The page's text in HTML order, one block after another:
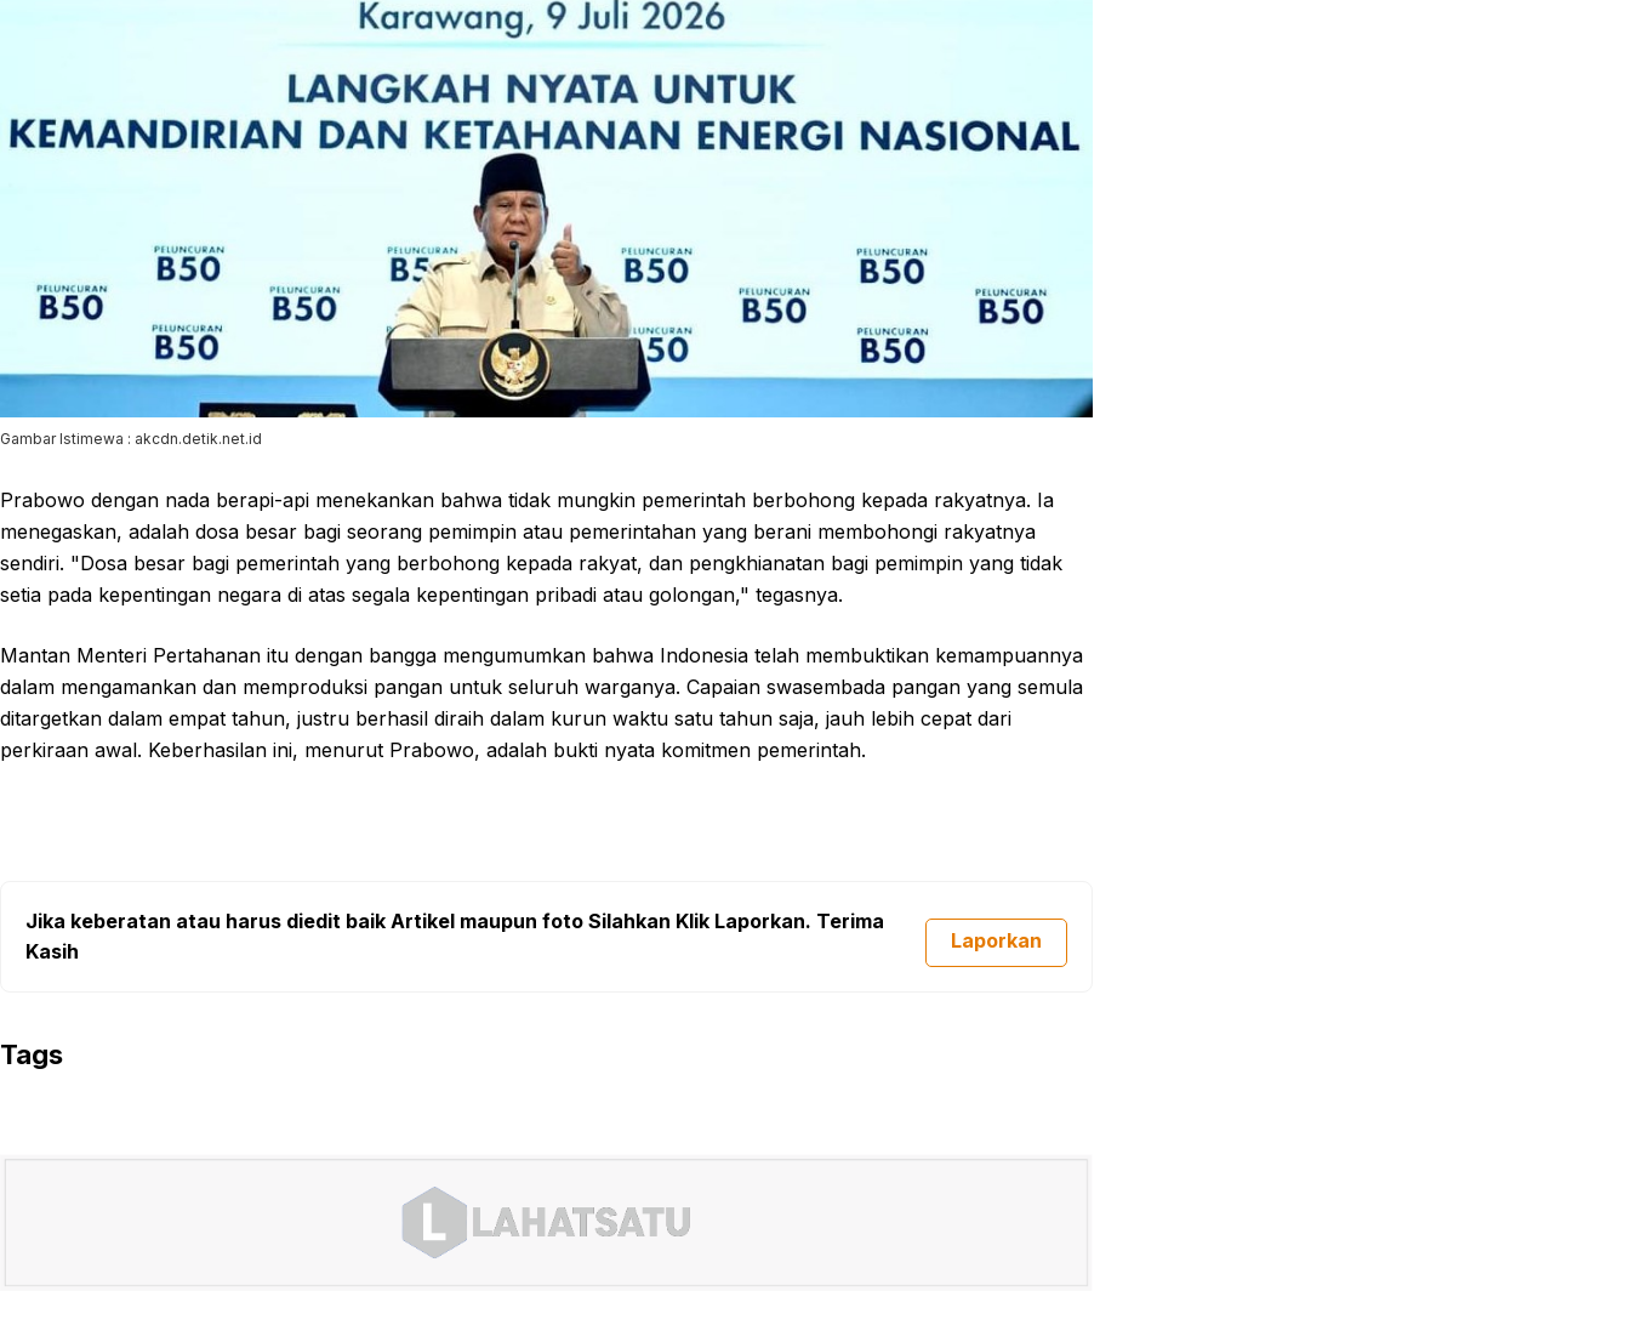
Gambar Istimewa : akcdn.detik.net.id
Prabowo dengan nada berapi-api menekankan bahwa tidak mungkin pemerintah berbohong kepada rakyatnya. Ia
menegaskan, adalah dosa besar bagi seorang pemimpin atau pemerintahan yang berani membohongi rakyatnya
sendiri. "Dosa besar bagi pemerintah yang berbohong kepada rakyat, dan pengkhianatan bagi pemimpin yang tidak
setia pada kepentingan negara di atas segala kepentingan pribadi atau golongan," tegasnya.
Mantan Menteri Pertahanan itu dengan bangga mengumumkan bahwa Indonesia telah membuktikan kemampuannya
dalam mengamankan dan memproduksi pangan untuk seluruh warganya. Capaian swasembada pangan yang semula
ditargetkan dalam empat tahun, justru berhasil diraih dalam kurun waktu satu tahun saja, jauh lebih cepat dari
perkiraan awal. Keberhasilan ini, menurut Prabowo, adalah bukti nyata komitmen pemerintah.
Jika keberatan atau harus diedit baik Artikel maupun foto Silahkan Klik Laporkan. Terima
Kasih
Laporkan
Tags